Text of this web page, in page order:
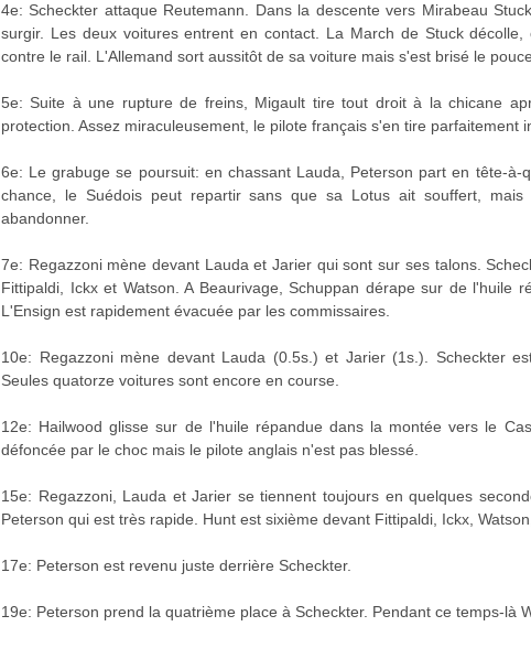
4e: Scheckter attaque Reutemann. Dans la descente vers Mirabeau
surgir. Les deux voitures entrent en contact. La March de Stuck
contre le rail. L'Allemand sort aussitôt de sa voiture mais s'est brisé le
5e: Suite à une rupture de freins, Migault tire tout droit à la chicane
protection. Assez miraculeusement, le pilote français s'en tire parfaitement
6e: Le grabuge se poursuit: en chassant Lauda, Peterson part en tête-
chance, le Suédois peut repartir sans que sa Lotus ait souffert,
abandonner.
7e: Regazzoni mène devant Lauda et Jarier qui sont sur ses talons.
Fittipaldi, Ickx et Watson. A Beaurivage, Schuppan dérape sur de l'huile
L'Ensign est rapidement évacuée par les commissaires.
10e: Regazzoni mène devant Lauda (0.5s.) et Jarier (1s.). Scheckter
Seules quatorze voitures sont encore en course.
12e: Hailwood glisse sur de l'huile répandue dans la montée vers le
défoncée par le choc mais le pilote anglais n'est pas blessé.
15e: Regazzoni, Lauda et Jarier se tiennent toujours en quelques
Peterson qui est très rapide. Hunt est sixième devant Fittipaldi, Ickx,
17e: Peterson est revenu juste derrière Scheckter.
19e: Peterson prend la quatrième place à Scheckter. Pendant ce temps-là